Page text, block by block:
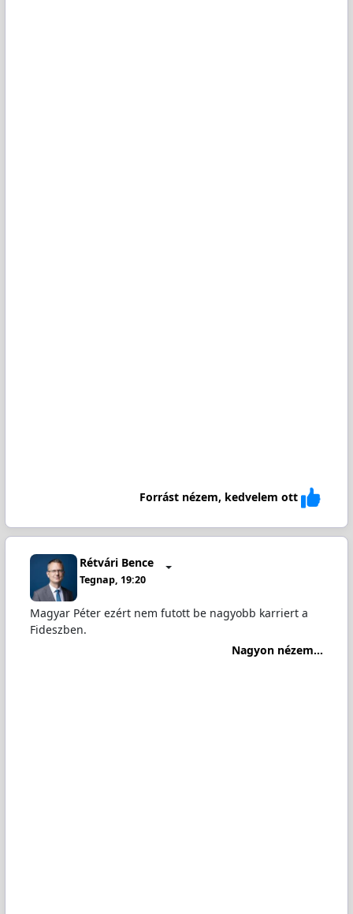
Forrást nézem, kedvelem ott
Rétvári Bence
Tegnap, 19:20
Magyar Péter ezért nem futott be nagyobb karriert a
Fideszben.
Nagyon nézem...